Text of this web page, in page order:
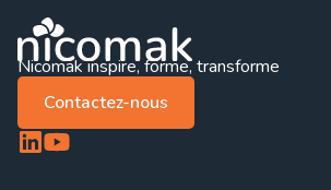
Nicomak inspire, forme, transforme
Contactez-nous